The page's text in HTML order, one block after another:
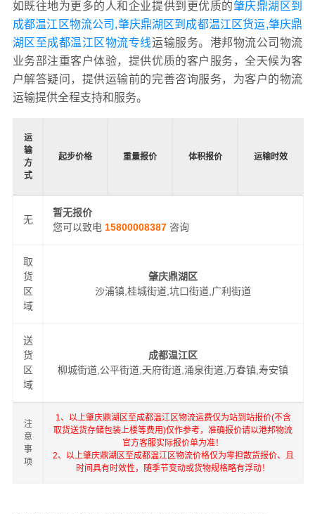
如既往地为更多的人和企业提供到更优质的肇庆鼎湖区到
成都温江区物流公司,肇庆鼎湖区到成都温江区货运,肇庆鼎
湖区至成都温江区物流专线运输服务。港邦物流公司物流
业务部注重客户体验，提供优质的客户服务，全天候为客
户解答疑问，提供运输前的完善咨询服务，为客户的物流
运输提供全程支持和服务。
运
输
方
式
起步价格 重量报价 体积报价 运输时效
无
暂无报价
您可以致电 15800008387 咨询
取
货
区
域
肇庆鼎湖区
沙浦镇,桂城街道,坑口街道,广利街道
送
货
区
域
成都温江区
柳城街道,公平街道,天府街道,涌泉街道,万春镇,寿安镇
注
意
事
项
1、以上肇庆鼎湖区至成都温江区物流运费仅为站到站报价(不含
取货送货存储包装上楼等费用)仅作参考，准确报价请以港邦物流
官方客服实际报价单为准！
2、以上肇庆鼎湖区至成都温江区物流价格仅为零担散货报价、且
时间具有时效性，随季节变动或货物规格略有浮动！